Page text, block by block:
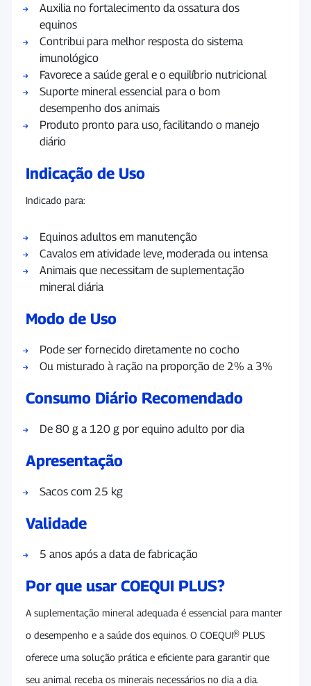
Auxilia no fortalecimento da ossatura dos
equinos
Contribui para melhor resposta do sistema
imunológico
Favorece a saúde geral e o equilíbrio nutricional
Suporte mineral essencial para o bom
desempenho dos animais
Produto pronto para uso, facilitando o manejo
diário
Indicação de Uso
Indicado para:
Equinos adultos em manutenção
Cavalos em atividade leve, moderada ou intensa
Animais que necessitam de suplementação
mineral diária
Modo de Uso
Pode ser fornecido diretamente no cocho
Ou misturado à ração na proporção de 2% a 3%
Consumo Diário Recomendado
De 80 g a 120 g por equino adulto por dia
Apresentação
Sacos com 25 kg
Validade
5 anos após a data de fabricação
Por que usar COEQUI PLUS?
A suplementação mineral adequada é essencial para manter
o desempenho e a saúde dos equinos. O COEQUI® PLUS
oferece uma solução prática e eficiente para garantir que
seu animal receba os minerais necessários no dia a dia.